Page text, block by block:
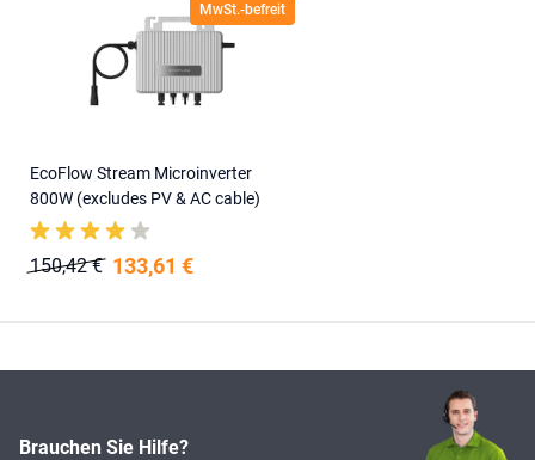
MwSt.-befreit
EcoFlow Stream Microinverter
800W (excludes PV & AC cable)
150,42 € 133,61 €
Brauchen Sie Hilfe?